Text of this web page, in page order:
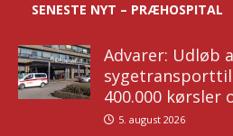
SENESTE NYT – PRÆHOSPITAL
Advarer: Udløb
400.000 kørsler
5. august 2026